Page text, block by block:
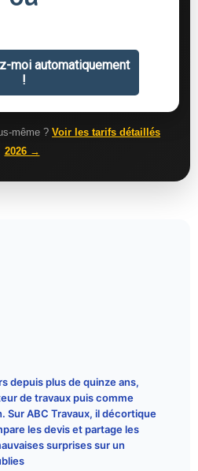
même ? Voir les tarifs détaillés
2026 →
depuis plus de quinze ans,
de travaux puis comme
Sur ABC Travaux, il décortique
les devis et partage les
surprises sur un